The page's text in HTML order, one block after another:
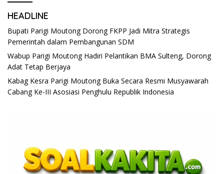
HEADLINE
Bupati Parigi Moutong Dorong FKPP Jadi Mitra Strategis
Pemerintah dalam Pembangunan SDM
Wabup Parigi Moutong Hadiri Pelantikan BMA Sulteng, Dorong
Adat Tetap Berjaya
Kabag Kesra Parigi Moutong Buka Secara Resmi Musyawarah
Cabang Ke-III Asosiasi Penghulu Republik Indonesia